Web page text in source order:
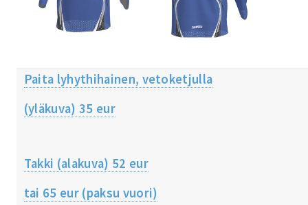
Paita lyhythihainen, vetoketjulla
(yläkuva) 35 eur
Takki (alakuva) 52 eur
tai 65 eur (paksu vuori)